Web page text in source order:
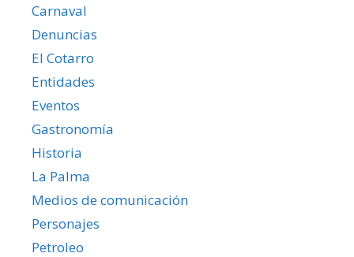
Carnaval
Denuncias
El Cotarro
Entidades
Eventos
Gastronomía
Historia
La Palma
Medios de comunicación
Personajes
Petroleo